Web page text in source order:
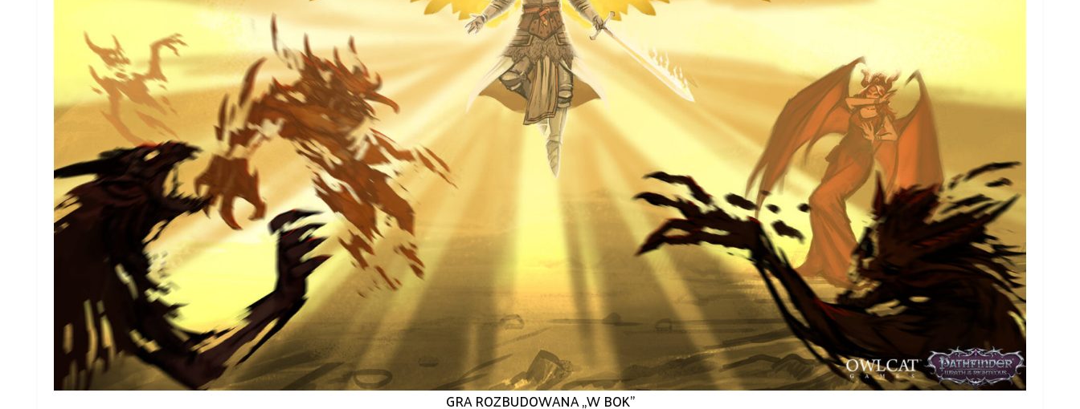
GRA ROZBUDOWANA „W BOK”